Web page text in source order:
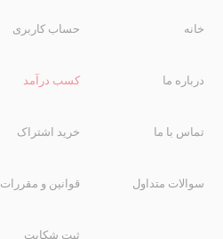
خانه
درباره ما
تماس با ما
سوالات متداول
حساب کاربری
کسب درآمد
خرید اشتراک
قوانین و مقررات
ثبت شکایت